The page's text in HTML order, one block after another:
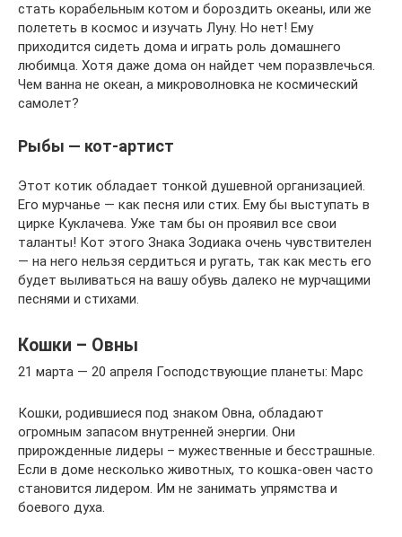
стать корабельным котом и бороздить океаны, или же
полететь в космос и изучать Луну. Но нет! Ему
приходится сидеть дома и играть роль домашнего
любимца. Хотя даже дома он найдет чем поразвлечься.
Чем ванна не океан, а микроволновка не космический
самолет?
Рыбы — кот-артист
Этот котик обладает тонкой душевной организацией.
Его мурчанье — как песня или стих. Ему бы выступать в
цирке Куклачева. Уже там бы он проявил все свои
таланты! Кот этого Знака Зодиака очень чувствителен
— на него нельзя сердиться и ругать, так как месть его
будет выливаться на вашу обувь далеко не мурчащими
песнями и стихами.
Кошки – Овны
21 марта — 20 апреля Господствующие планеты: Марс
Кошки, родившиеся под знаком Овна, обладают
огромным запасом внутренней энергии. Они
прирожденные лидеры – мужественные и бесстрашные.
Если в доме несколько животных, то кошка-овен часто
становится лидером. Им не занимать упрямства и
боевого духа.